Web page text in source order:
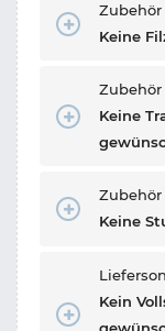
Keine
Zubehör
Keine
Keine
Kein